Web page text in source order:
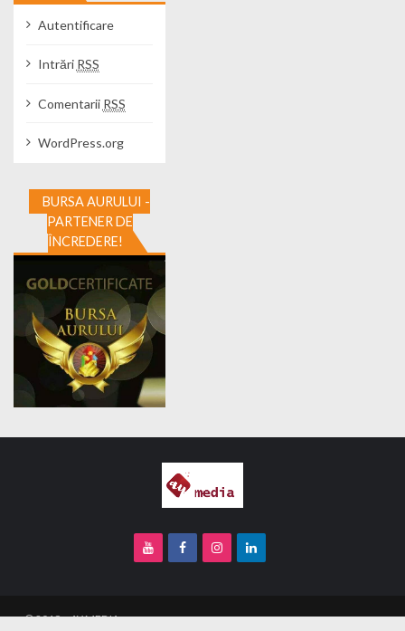
Autentificare
Intrări RSS
Comentarii RSS
WordPress.org
BURSA AURULUI -
PARTENER DE
ÎNCREDERE!